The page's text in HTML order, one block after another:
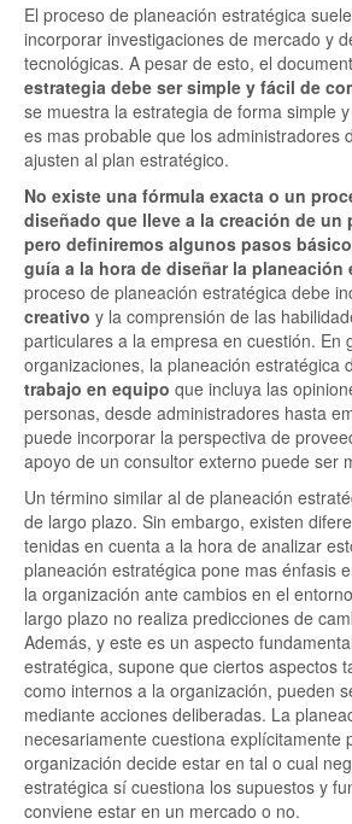
El proceso de planeación estratégica
incorporar investigaciones de mercado y
tecnológicas. A pesar de esto, el
estrategia debe ser simple y fácil de
se muestra la estrategia de forma simple
es mas probable que los administradores
ajusten al plan estratégico.
No existe una fórmula exacta o un
diseñado que lleve a la creación de un
pero definiremos algunos pasos
guía a la hora de diseñar la planeación
proceso de planeación estratégica debe
creativo y la comprensión de las
particulares a la empresa en cuestión. En
organizaciones, la planeación estratégica
trabajo en equipo que incluya las
personas, desde administradores hasta
puede incorporar la perspectiva de
apoyo de un consultor externo puede ser
Un término similar al de planeación
de largo plazo. Sin embargo, existen
tenidas en cuenta a la hora de analizar
planeación estratégica pone mas énfasis
la organización ante cambios en el
largo plazo no realiza predicciones de
Además, y este es un aspecto
estratégica, supone que ciertos aspectos
como internos a la organización, pueden
mediante acciones deliberadas. La
necesariamente cuestiona explícitamente
organización decide estar en tal o cual
estratégica sí cuestiona los supuestos y
conviene estar en un mercado o no.